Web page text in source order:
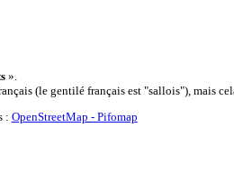
».
(le gentilé français est "sallois"), mais
: OpenStreetMap - Pifomap